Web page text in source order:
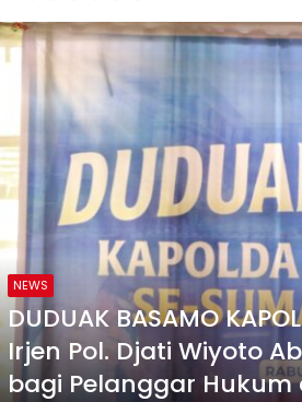
NEWS
PORSENI HUT RI Ke-
Lapas Perempuan